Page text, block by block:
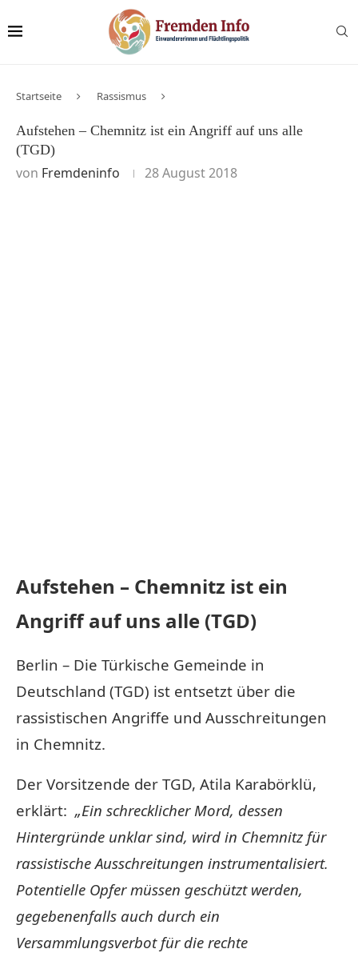
Startseite Rassismus
Aufstehen – Chemnitz ist ein Angriff auf uns alle
(TGD)
von Fremdeninfo 28 August 2018
Aufstehen – Chemnitz ist ein
Angriff auf uns alle (TGD)
Berlin – Die Türkische Gemeinde in
Deutschland (TGD) ist entsetzt über die
rassistischen Angriffe und Ausschreitungen
in Chemnitz.
Der Vorsitzende der TGD, Atila Karabörklü,
erklärt: „Ein schrecklicher Mord, dessen
Hintergründe unklar sind, wird in Chemnitz für
rassistische Ausschreitungen instrumentalisiert.
Potentielle Opfer müssen geschützt werden,
gegebenenfalls auch durch ein
Versammlungsverbot für die rechte